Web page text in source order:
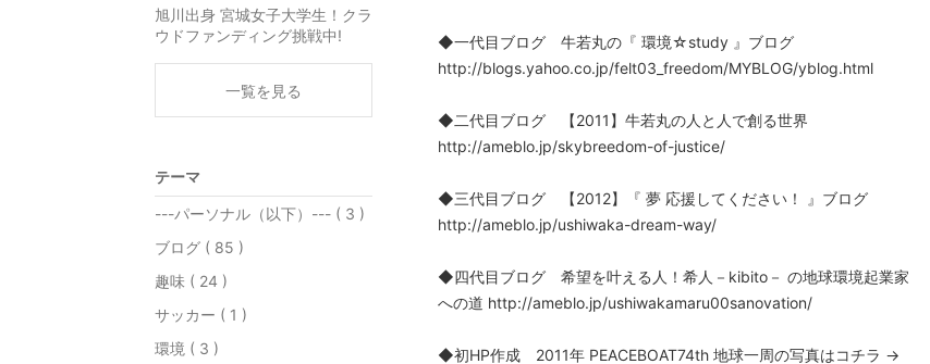
◆一代目ブログ 牛若丸の『 環境☆study 』ブログ
http://blogs.yahoo.co.jp/felt03_freedom/MYBLOG/yblog.html
◆二代目ブログ 【2011】牛若丸の人と人で創る世界
http://ameblo.jp/skybreedom-of-justice/
◆三代目ブログ 【2012】『 夢 応援してください！ 』ブログ
http://ameblo.jp/ushiwaka-dream-way/
◆四代目ブログ 希望を叶える人！希人－kibito－ の地球環境起業家
への道 http://ameblo.jp/ushiwakamaru00sanovation/
◆初HP作成 2011年 PEACEBOAT74th 地球一周の写真はコチラ →
旭川出身 宮城女子大学生！クラ
ウドファンディング挑戦中!
一覧を見る
テーマ
---パーソナル（以下）--- ( 3 )
ブログ ( 85 )
趣味 ( 24 )
サッカー ( 1 )
環境 ( 3 )